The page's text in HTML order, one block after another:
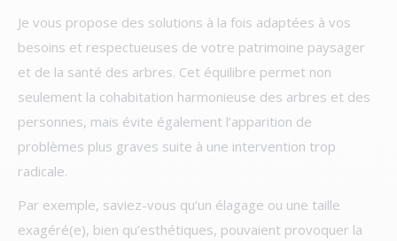
Je vous propose des solutions à la fois adaptées à vos
besoins et respectueuses de votre patrimoine paysager
et de la santé des arbres. Cet équilibre permet non
seulement la cohabitation harmonieuse des arbres et des
personnes, mais évite également l’apparition de
problèmes plus graves suite à une intervention trop
radicale.
Par exemple, saviez-vous qu’un élagage ou une taille
exagéré(e), bien qu’esthétiques, pouvaient provoquer la